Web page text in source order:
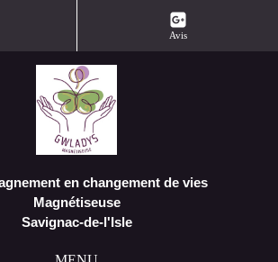
Avis
en changement de vies
Magnétiseuse
Savignac-de-l'Isle